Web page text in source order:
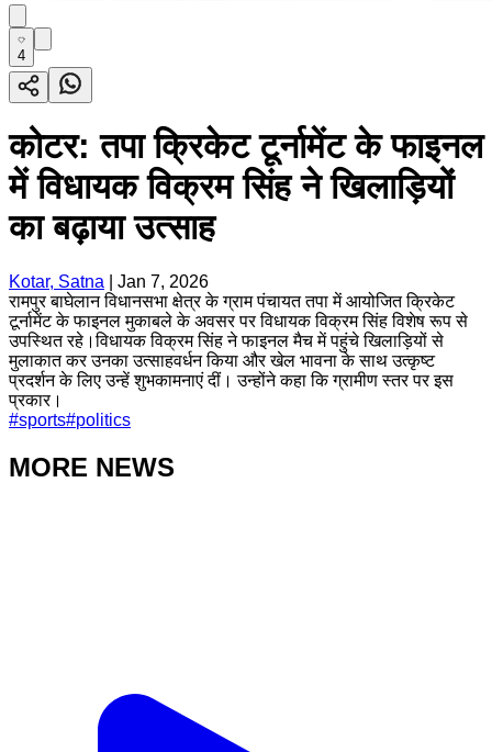
4
कोटर: तपा क्रिकेट टूर्नामेंट के फाइनल
में विधायक विक्रम सिंह ने खिलाड़ियों
का बढ़ाया उत्साह
Kotar, Satna
Jan 7, 2026
रामपुर बाघेलान विधानसभा क्षेत्र के ग्राम पंचायत तपा में आयोजित क्रिकेट
टूर्नामेंट के फाइनल मुकाबले के अवसर पर विधायक विक्रम सिंह विशेष रूप से
उपस्थित रहे।विधायक विक्रम सिंह ने फाइनल मैच में पहुंचे खिलाड़ियों से
मुलाकात कर उनका उत्साहवर्धन किया और खेल भावना के साथ उत्कृष्ट
प्रदर्शन के लिए उन्हें शुभकामनाएं दीं। उन्होंने कहा कि ग्रामीण स्तर पर इस
प्रकार।
#sports#politics
MORE NEWS